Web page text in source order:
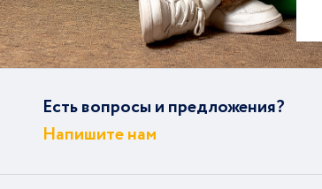
Есть вопросы и предложения?
Напишите нам